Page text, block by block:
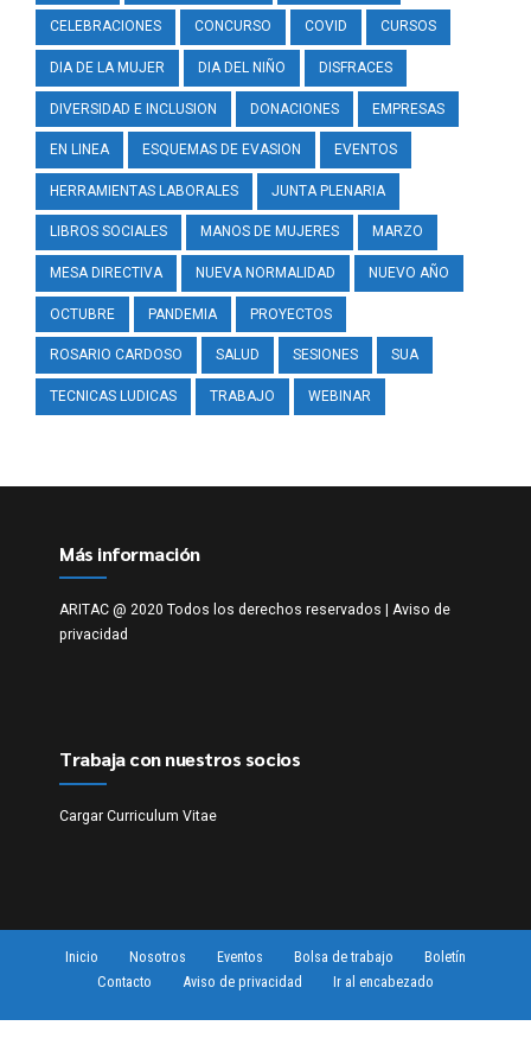
CELEBRACIONES CONCURSO COVID CURSOS
DIA DE LA MUJER DIA DEL NIÑO DISFRACES
DIVERSIDAD E INCLUSION DONACIONES EMPRESAS
EN LINEA ESQUEMAS DE EVASION EVENTOS
HERRAMIENTAS LABORALES JUNTA PLENARIA
LIBROS SOCIALES MANOS DE MUJERES MARZO
MESA DIRECTIVA NUEVA NORMALIDAD NUEVO AÑO
OCTUBRE PANDEMIA PROYECTOS
ROSARIO CARDOSO SALUD SESIONES SUA
TECNICAS LUDICAS TRABAJO WEBINAR
Más información
ARITAC @ 2020 Todos los derechos reservados |
Aviso de
privacidad
Trabaja con nuestros socios
Cargar Curriculum Vitae
Inicio Nosotros Eventos Bolsa de trabajo
Boletín
Contacto
Aviso de privacidad Ir al encabezado